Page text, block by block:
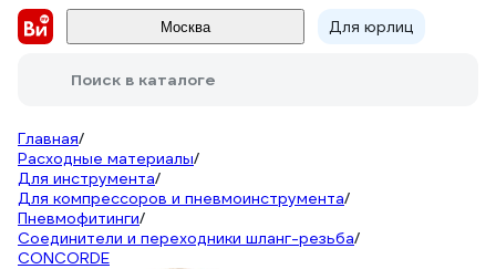
Москва Для юрлиц
Поиск в каталоге
Главная/
Расходные материалы/
Для инструмента/
Для компрессоров и пневмоинструмента/
Пневмофитинги/
Соединители и переходники шланг-резьба/
CONCORDE